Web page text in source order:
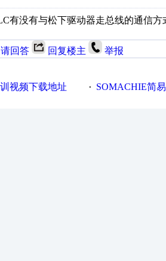
有没有与松下驱动器走总线的通信
回答 回复楼主 举报
视频下载地址 · SOMACHIE简